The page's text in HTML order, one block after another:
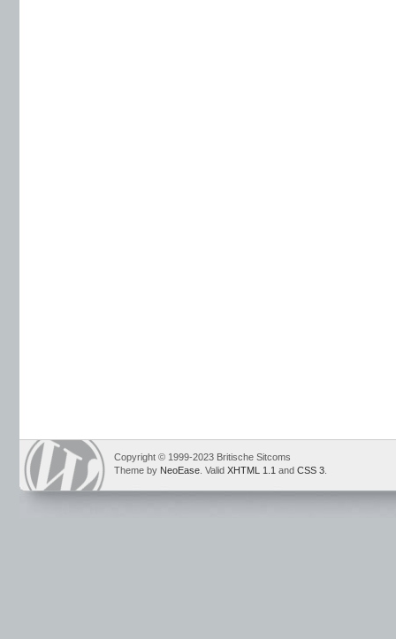
Copyright © 1999-2023 Britische Sitcoms
Theme by NeoEase . Valid XHTML 1.1 and CSS 3